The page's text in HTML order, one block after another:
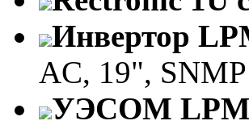
Инвертор
AC, 19", SNMP
УЭСОМ